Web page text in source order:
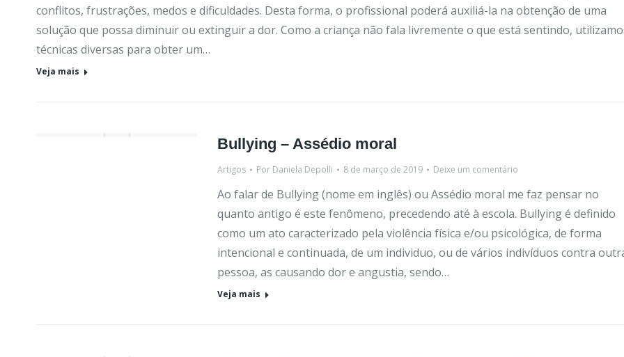
conflitos, frustrações, medos e dificuldades. Desta forma, o profissional poderá auxiliá-la na obtenção de uma
solução que possa diminuir ou extinguir a dor. Como a criança não fala livremente o que está sentindo,
técnicas diversas para obter um…
Veja mais
Bullying – Assédio moral
Artigos Por Daniela Depolli 8 de março de 2019 Deixe um comentário
Ao falar de Bullying (nome em inglês) ou Assédio moral me faz pensar no
quanto antigo é este fenômeno, precedendo até à escola. Bullying é definido
como um ato caracterizado pela violência física e/ou psicológica, de forma
intencional e continuada, de um individuo, ou de vários indivíduos contra
pessoa, as causando dor e angustia, sendo…
Veja mais